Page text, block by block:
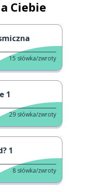
Ciebie
15 słówka/zwroty
1
29 słówka/zwroty
1
8 słówka/zwroty